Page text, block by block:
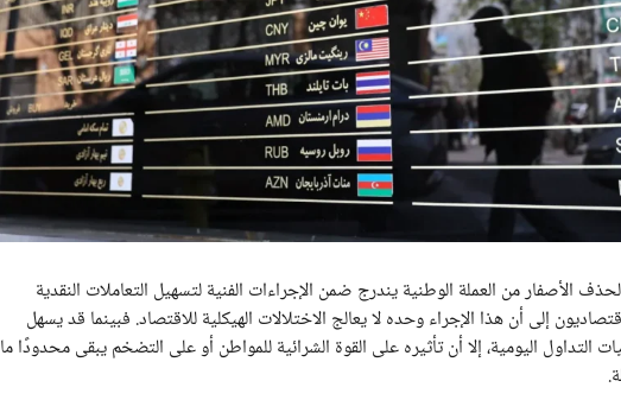
الأصفار من العملة الوطنية يندرج ضمن الإجراءات الفنية لتسهيل التعاملات النقدية
إلى أن هذا الإجراء وحده لا يعالج الاختلالات الهيكلية للاقتصاد. فبينما قد يسهل
التداول اليومية، إلا أن تأثيره على القوة الشرائية للمواطن أو على التضخم يبقى محدودًا ما